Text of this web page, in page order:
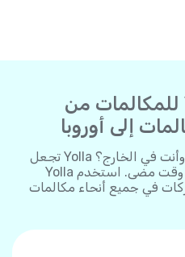
لماذا تستخدم Yolla للمكالمات من
إلى أوروبا
هل ترغب في البقاء على اتصال وأنت في الخارج؟ Yolla تجعل
الاتصالات الدولية أسهل من أي وقت مضى. استخدم Yolla
في جميع أنحاء مكالمات